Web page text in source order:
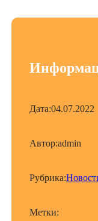
Дата:04.07.2022
Автор:admin
Рубрика:
Метки: